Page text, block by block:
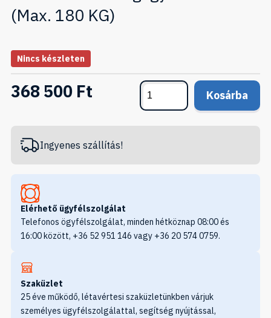
(Max. 180 KG)
Nincs készleten
368 500 Ft Kosárba
Ingyenes szállítás!
Elérhető ügyfélszolgálat
Telefonos ögyfélszolgálat, minden hétköznap 08:00 és
16:00 között, +36 52 951 146 vagy +36 20 574 0759.
Szaküzlet
25 éve működő, létavértesi szaküzletünkben várjuk
személyes ügyfélszolgálattal, segítség nyújtással,